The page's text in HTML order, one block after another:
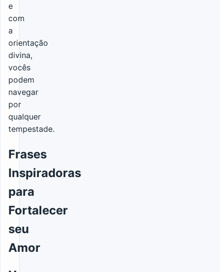
e
com
a
orientação
divina,
vocês
podem
navegar
por
qualquer
tempestade.
Frases
Inspiradoras
para
Fortalecer
seu
Amor